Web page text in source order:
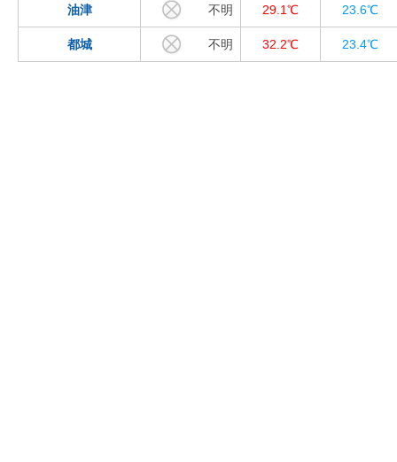
油津 不明 29.1℃ 23.6℃
都城 不明 32.2℃ 23.4℃